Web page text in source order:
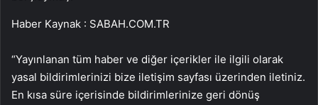
Haber Kaynak : SABAH.COM.TR
“Yayınlanan tüm haber ve diğer içerikler ile ilgili olarak
yasal bildirimlerinizi bize iletişim sayfası üzerinden iletiniz.
En kısa süre içerisinde bildirimlerinize geri dönüş